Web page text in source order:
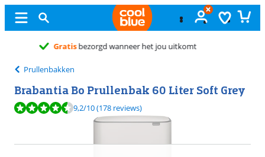
Ongeopend
Prullenbakken
Brabantia Bo Prullenbak 60 Liter Soft Grey
Beoordeling is 9,2 van de 10, gebaseerd op 178 reviews.
9,2/10(178 reviews)